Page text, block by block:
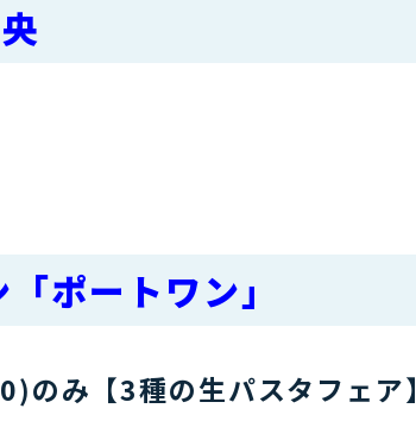
ポートワン」
み【3種の生パスタフェア】